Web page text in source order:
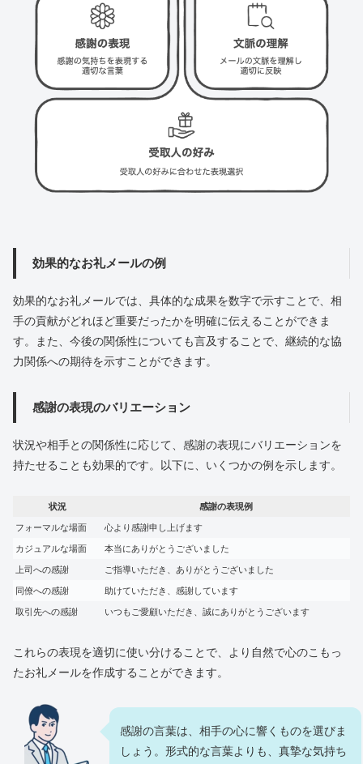
効果的なお礼メールの例
効果的なお礼メールでは、具体的な成果を数字で示すことで、相
手の貢献がどれほど重要だったかを明確に伝えることができま
す。また、今後の関係性についても言及することで、継続的な協
力関係への期待を示すことができます。
感謝の表現のバリエーション
状況や相手との関係性に応じて、感謝の表現にバリエーションを
持たせることも効果的です。以下に、いくつかの例を示します。
状況 感謝の表現例
フォーマルな場面 心より感謝申し上げます
カジュアルな場面 本当にありがとうございました
上司への感謝 ご指導いただき、ありがとうございました
同僚への感謝 助けていただき、感謝しています
取引先への感謝 いつもご愛顧いただき、誠にありがとうございます
これらの表現を適切に使い分けることで、より自然で心のこもっ
たお礼メールを作成することができます。
感謝の言葉は、相手の心に響くものを選びま
しょう。形式的な言葉よりも、真摯な気持ち